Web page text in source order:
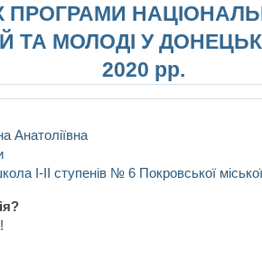
ПРОГРАМИ
ТА МОЛОДІ У
2020 рр.
Анатоліївна
І-ІІ ступенів № 6 Покровської